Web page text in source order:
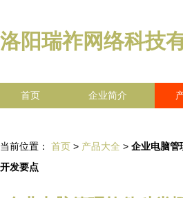
洛阳瑞祚网络科技
首页 企业简介
当前位置： 首页 > 产品大全 > 企业电脑管
开发要点